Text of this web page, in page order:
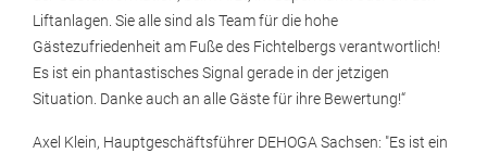
Liftanlagen. Sie alle sind als Team für die hohe
Gästezufriedenheit am Fuße des Fichtelbergs verantwortlich!
Es ist ein phantastisches Signal gerade in der jetzigen
Situation. Danke auch an alle Gäste für ihre Bewertung!“
Axel Klein, Hauptgeschäftsführer DEHOGA Sachsen: "Es ist ein